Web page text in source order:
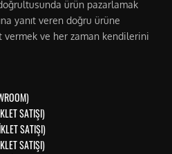
ürün pazarlamak
yanıt veren doğru ürüne
ve her zaman kendilerini
SATIŞI)
SATIŞI)
SATIŞI)